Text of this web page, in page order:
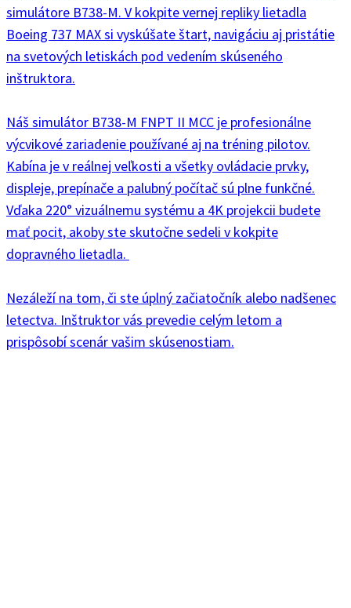
simulátore B738-M. V kokpite vernej repliky lietadla
Boeing 737 MAX si vyskúšate štart, navigáciu aj pristátie
na svetových letiskách pod vedením skúseného
inštruktora.
Náš simulátor B738-M FNPT II MCC je profesionálne
výcvikové zariadenie používané aj na tréning pilotov.
Kabína je v reálnej veľkosti a všetky ovládacie prvky,
displeje, prepínače a palubný počítač sú plne funkčné.
Vďaka 220° vizuálnemu systému a 4K projekcii budete
mať pocit, akoby ste skutočne sedeli v kokpite
dopravného lietadla.
Nezáleží na tom, či ste úplný začiatočník alebo nadšenec
letectva. Inštruktor vás prevedie celým letom a
prispôsobí scenár vašim skúsenostiam.